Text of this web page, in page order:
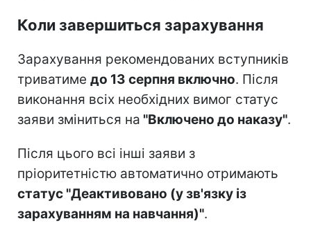
Коли завершиться зарахування
Зарахування рекомендованих вступників
триватиме до 13 серпня включно. Після
виконання всіх необхідних вимог статус
заяви зміниться на "Включено до наказу".
Після цього всі інші заяви з
пріоритетністю автоматично отримають
статус "Деактивовано (у зв'язку із
зарахуванням на навчання)".